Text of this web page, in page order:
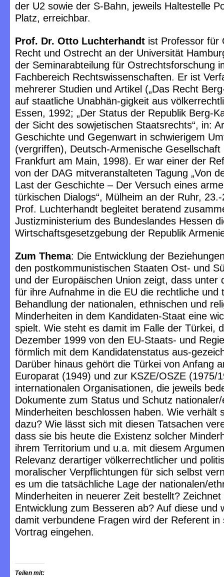
der U2 sowie der S-Bahn, jeweils Haltestelle
Platz, erreichbar.
Prof. Dr. Otto Luchterhandt ist Professor für
Recht und Ostrecht an der Universität
der Seminarabteilung für Ostrechtsforschung
Fachbereich Rechtswissenschaften. Er ist
mehrerer Studien und Artikel („Das Recht
auf staatliche Unabhän-gigkeit aus
Essen, 1992; „Der Status der Republik Berg-
der Sicht des sowjetischen Staatsrechts“, in:
Geschichte und Gegenwart in schwierigem
(vergriffen), Deutsch-Armenische Gesellschaft
Frankfurt am Main, 1998). Er war einer der
von der DAG mitveranstalteten Tagung „Von
Last der Geschichte – Der Versuch eines
türkischen Dialogs“, Mülheim an der Ruhr,
Prof. Luchterhandt begleitet beratend
Justizministerium des Bundeslandes Hessen
Wirtschaftsgesetzgebung der Republik
Zum Thema: Die Entwicklung der
den postkommunistischen Staaten Ost- und
und der Europäischen Union zeigt, dass unter
für ihre Aufnahme in die EU die rechtliche und
Behandlung der nationalen, ethnischen und
Minderheiten in dem Kandidaten-Staat eine
spielt. Wie steht es damit im Falle der Türkei,
Dezember 1999 von den EU-Staats- und
förmlich mit dem Kandidatenstatus aus-
Darüber hinaus gehört die Türkei von Anfang
Europarat (1949) und zur KSZE/OSZE (1975/
internationalen Organisationen, die jeweils
Dokumente zum Status und Schutz
Minderheiten beschlossen haben. Wie verhält
dazu? Wie lässt sich mit diesen Tatsachen
dass sie bis heute die Existenz solcher
ihrem Territorium und u.a. mit diesem
Relevanz derartiger völkerrechtlicher und
moralischer Verpflichtungen für sich selbst
es um die tatsächliche Lage der nationalen/
Minderheiten in neuerer Zeit bestellt? Zeichnet
Entwicklung zum Besseren ab? Auf diese und
damit verbundene Fragen wird der Referent in
Vortrag eingehen.
Teilen mit: